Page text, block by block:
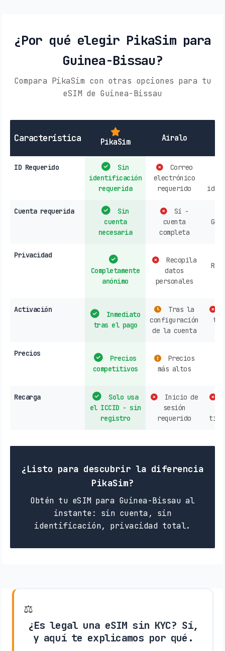
¿Por qué elegir PikaSim para
Guinea-Bissau?
Compara PikaSim con otras opciones para tu
eSIM de Guinea-Bissau
Característica PikaSim Airalo
ID Requerido
Sin
identificación
requerida
Correo
electrónico
requerido
Cuenta requerida
Sin
cuenta
necesaria
Sí -
cuenta
completa
Privacidad
Completamente
anónimo
Recopila
datos
personales
Activación
Inmediato
tras el pago
Tras la
configuración
de la cuenta
Precios
Precios
competitivos
Precios
más altos
Recarga
Solo usa
el ICCID - sin
registro
Inicio de
sesión
requerido
¿Listo para descubrir la diferencia
PikaSim?
Obtén tu eSIM para Guinea-Bissau al
instante: sin cuenta, sin
identificación, privacidad total.
⚖️
¿Es legal una eSIM sin KYC? Sí,
y aquí te explicamos por qué.